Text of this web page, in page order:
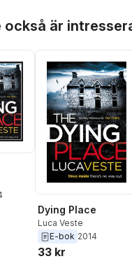
också är
Dying Place
Luca Veste
E-bok 2014
33 kr